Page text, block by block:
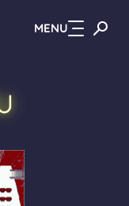
MENU